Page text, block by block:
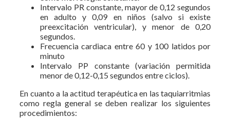
Intervalo PR constante, mayor de 0,12 segundos
en adulto y 0,09 en niños (salvo si existe
preexcitación ventricular), y menor de 0,20
segundos.
Frecuencia cardiaca entre 60 y 100 latidos por
minuto
Intervalo PP constante (variación permitida
menor de 0,12-0,15 segundos entre ciclos).
En cuanto a la actitud terapéutica en las taquiarritmias
como regla general se deben realizar los siguientes
procedimientos: